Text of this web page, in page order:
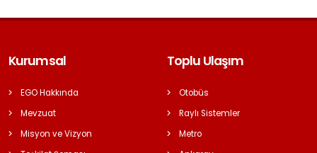
Kurumsal
EGO Hakkında
Mevzuat
Misyon ve Vizyon
Toplu Ulaşım
Otobüs
Raylı Sistemler
Metro